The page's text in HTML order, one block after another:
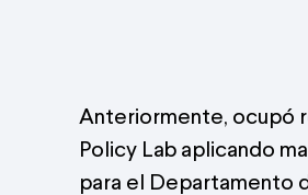
Anteriormente, ocupó
Policy Lab aplicando
para el Departamento